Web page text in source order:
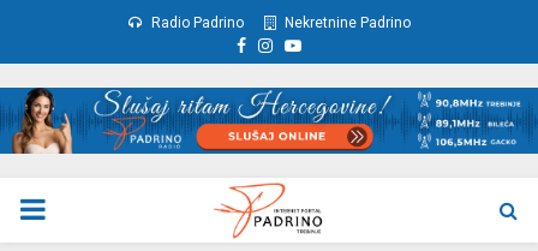
Radio Padrino Nekretnine Padrino
Facebook
Instagram
Youtube
PRIMARY